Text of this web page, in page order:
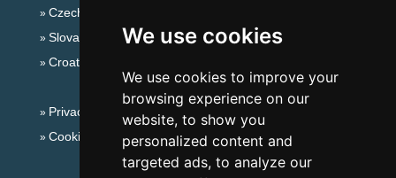
We use cookies
We use cookies to improve your
browsing experience on our
website, to show you
personalized content and
targeted ads, to analyze our
Czech mountains
Slovakian mountains
Croatian Adriatic
Privacy policy
Cookies